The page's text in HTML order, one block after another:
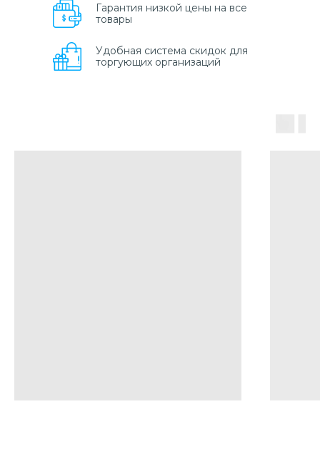
Гарантия низкой цены на все
товары
Удобная система скидок для
торгующих организаций